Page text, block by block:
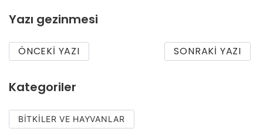
Yazı gezinmesi
ÖNCEKI YAZI SONRAKI YAZI
Kategoriler
BITKILER VE HAYVANLAR